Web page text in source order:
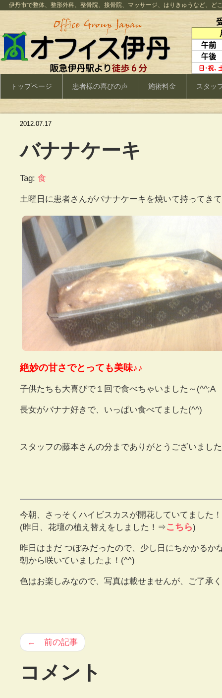
伊丹市で整体、整形外科、整骨院、接骨院、マッサージ、はりきゅうなど、
トップページ 患者様の喜びの声 施術料金 スタッ
2012.07.17
バナナケーキ
Tag: 食
土曜日に患者さんがバナナケーキを焼いて持ってき
絶妙の甘さでとっても美味♪♪
子供たちも大喜びで１回で食べちゃいました～(^^;A
長女がバナナ好きで、いっぱい食べてました(^^)
スタッフの藤本さんの分までありがとうございまし
今朝、さっそくハイビスカスが開花していてました！
(昨日、花壇の植え替えをしました！⇒こちら)
昨日はまだ つぼみだったので、少し日にちかかるか
朝から咲いていましたよ！(^^)
色はお楽しみなので、写真は載せませんが、ご了承
← 前の記事
コメント